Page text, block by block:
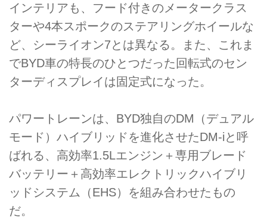
インテリアも、フード付きのメータークラス
ターや4本スポークのステアリングホイールな
ど、シーライオン7とは異なる。また、これま
でBYD車の特長のひとつだった回転式のセン
ターディスプレイは固定式になった。
パワートレーンは、BYD独自のDM（デュアル
モード）ハイブリッドを進化させたDM-iと呼
ばれる、高効率1.5Lエンジン＋専用ブレード
バッテリー＋高効率エレクトリックハイブリ
ッドシステム（EHS）を組み合わせたもの
だ。